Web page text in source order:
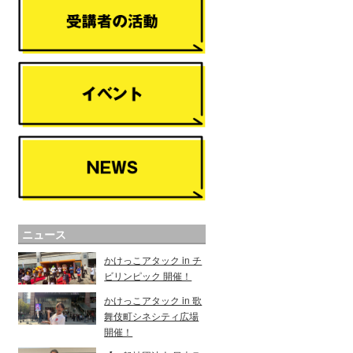
ニュース
かけっこアタック in チ
ビリンピック 開催！
かけっこアタック in 歌
舞伎町シネシティ広場
開催！